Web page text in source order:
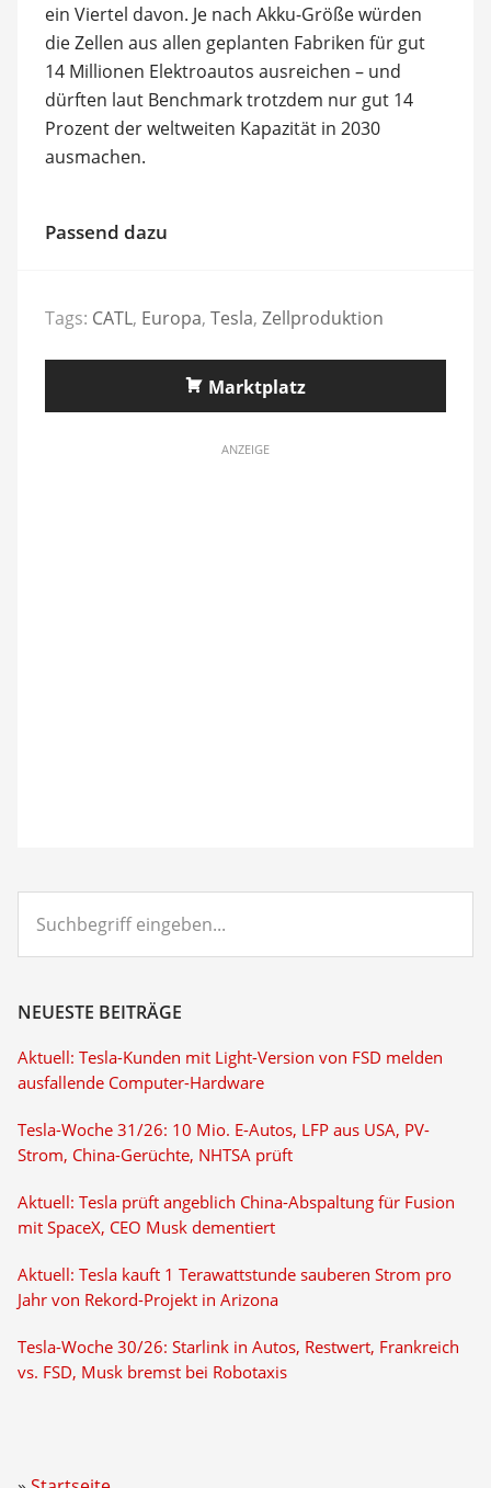
ein Viertel davon. Je nach Akku-Größe würden
die Zellen aus allen geplanten Fabriken für gut
14 Millionen Elektroautos ausreichen – und
dürften laut Benchmark trotzdem nur gut 14
Prozent der weltweiten Kapazität in 2030
ausmachen.
Passend dazu
Tags: CATL, Europa, Tesla, Zellproduktion
Marktplatz
ANZEIGE
eingeben...
NEUESTE BEITRÄGE
Aktuell: Tesla-Kunden mit Light-Version von FSD melden
ausfallende Computer-Hardware
Tesla-Woche 31/26: 10 Mio. E-Autos, LFP aus USA, PV-
Strom, China-Gerüchte, NHTSA prüft
Aktuell: Tesla prüft angeblich China-Abspaltung für Fusion
mit SpaceX, CEO Musk dementiert
Aktuell: Tesla kauft 1 Terawattstunde sauberen Strom pro
Jahr von Rekord-Projekt in Arizona
Tesla-Woche 30/26: Starlink in Autos, Restwert, Frankreich
vs. FSD, Musk bremst bei Robotaxis